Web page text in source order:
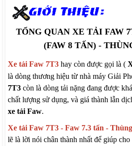
TỔNG QUAN XE TẢI FAW
(FAW 8 TẤN) -
Xe tải Faw 7T3 hay còn được gọi là (
là dòng thương hiệu từ nhà máy Giải
7T3 còn là dòng tải nặng đang được
chất lượng sử dụng, và giá thành lẫn
xe tải Faw.
Xe tải Faw 7T3 - Faw 7.3 tấn -
lẽ là lời nói chân thành nhất để giúp